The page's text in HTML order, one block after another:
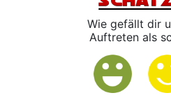
Wie gefällt dir
Auftreten als